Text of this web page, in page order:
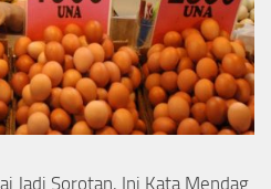
Jadi Sorotan, Ini Kata Mendag